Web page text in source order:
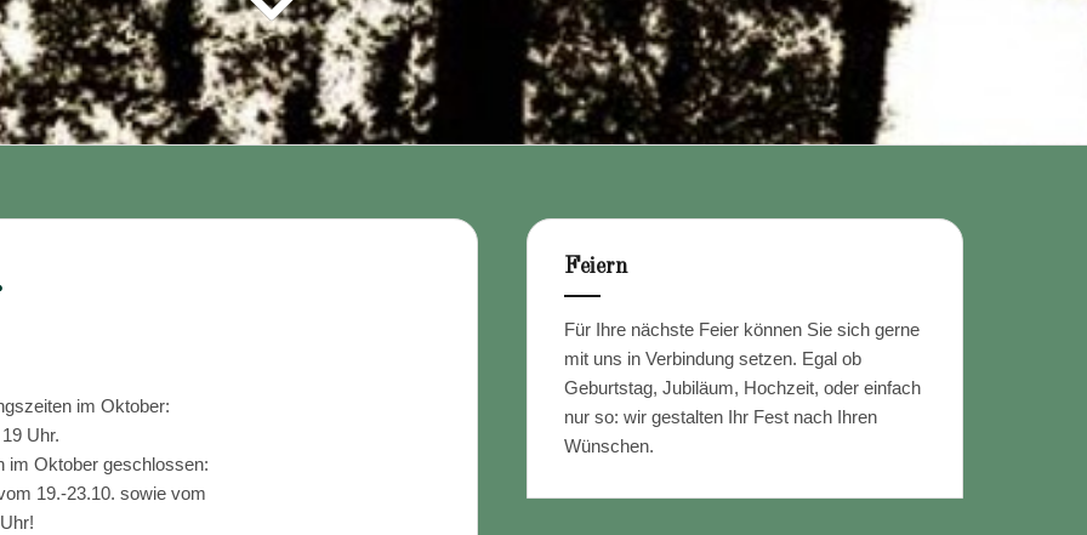
im Oktober:
Uhr.
im Oktober geschlossen:
19.-23.10. sowie vom
Feiern
Für Ihre nächste Feier können Sie sich gerne
mit uns in Verbindung setzen. Egal ob
Geburtstag, Jubiläum, Hochzeit, oder einfach
nur so: wir gestalten Ihr Fest nach Ihren
Wünschen.